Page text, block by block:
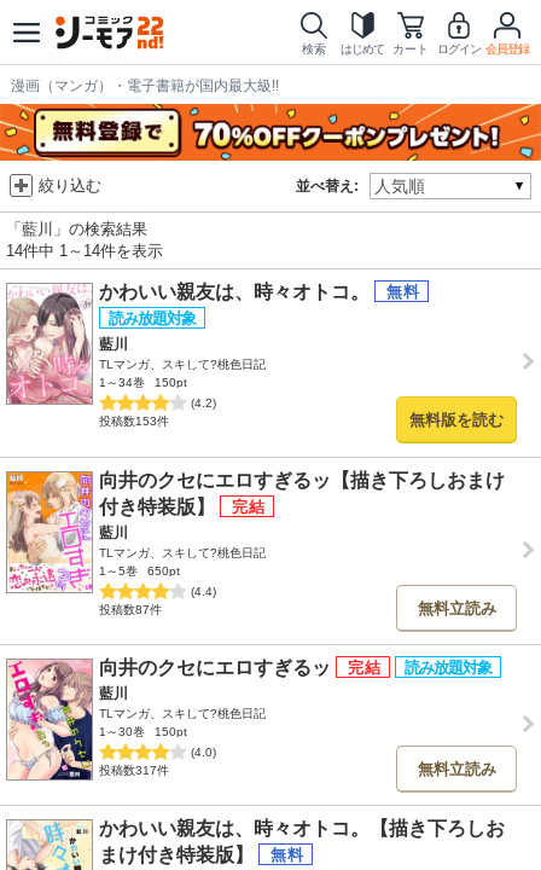
検索 はじめて カート ログイン 会員登録
漫画（マンガ）・電子書籍が国内最大級!!
並べ替え:
絞り込む
「藍川」の検索結果
14件中 1～14件を表示
かわいい親友は、時々オトコ。
藍川
TLマンガ、スキして?桃色日記
1～34巻
150pt
(4.2)
投稿数153件
無料版を読む
向井のクセにエロすぎるッ【描き下ろしおまけ
付き特装版】
藍川
TLマンガ、スキして?桃色日記
1～5巻
650pt
(4.4)
投稿数87件
無料立読み
向井のクセにエロすぎるッ
藍川
TLマンガ、スキして?桃色日記
1～30巻
150pt
(4.0)
投稿数317件
無料立読み
かわいい親友は、時々オトコ。【描き下ろしお
まけ付き特装版】